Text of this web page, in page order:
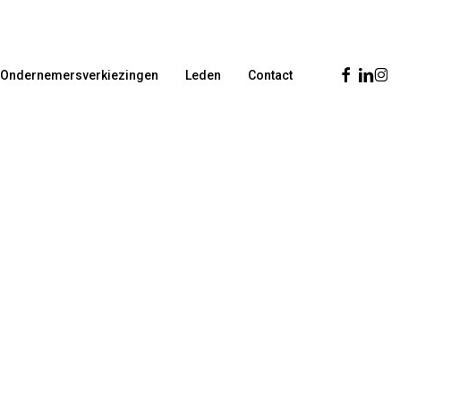
Ondernemersverkiezingen Leden Contact Facebook
Linkedin
Instagram